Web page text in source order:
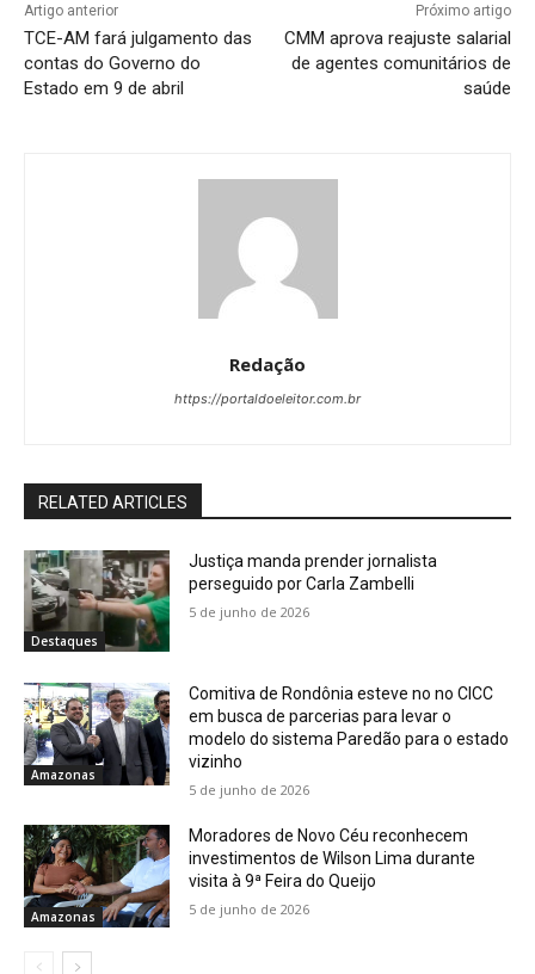
Artigo anterior
TCE-AM fará julgamento das
contas do Governo do
Estado em 9 de abril
Próximo artigo
CMM aprova reajuste salarial
de agentes comunitários de
saúde
Redação
https://portaldoeleitor.com.br
RELATED ARTICLES
Destaques
Justiça manda prender jornalista
perseguido por Carla Zambelli
5 de junho de 2026
Amazonas
Comitiva de Rondônia esteve no no CICC
em busca de parcerias para levar o
modelo do sistema Paredão para o estado
vizinho
5 de junho de 2026
Amazonas
Moradores de Novo Céu reconhecem
investimentos de Wilson Lima durante
visita à 9ª Feira do Queijo
5 de junho de 2026